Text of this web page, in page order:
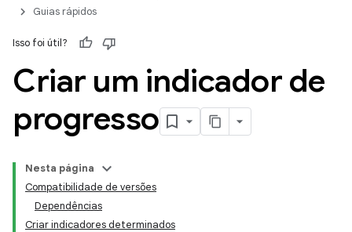
Guias rápidos
Isso foi útil?
Criar um indicador de
progresso
Nesta página
Compatibilidade de versões
Dependências
Criar indicadores determinados